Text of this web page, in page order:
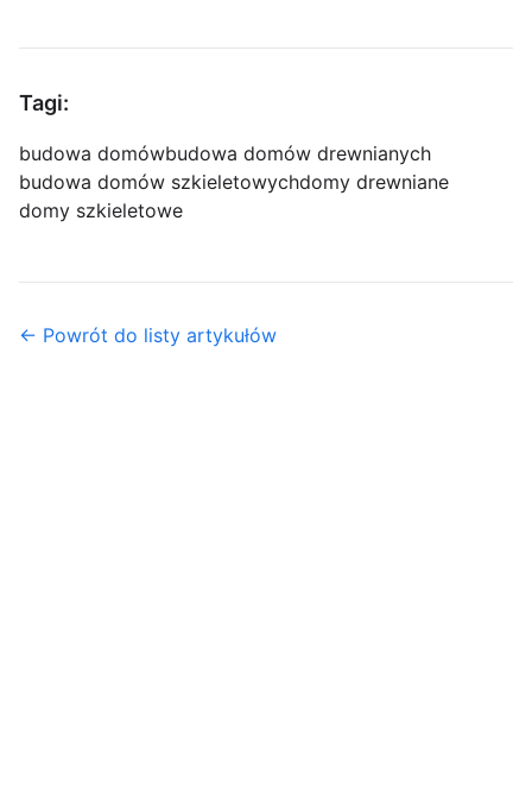
Tagi:
budowa domówbudowa domów drewnianych
budowa domów szkieletowychdomy drewniane
domy szkieletowe
← Powrót do listy artykułów